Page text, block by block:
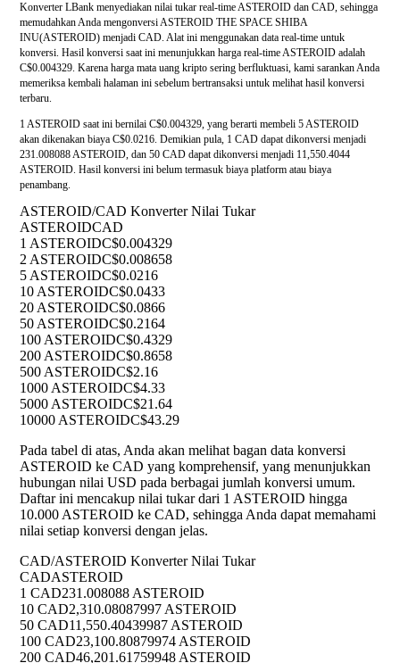
Konverter LBank menyediakan nilai tukar real-time ASTEROID dan CAD, sehingga
memudahkan Anda mengonversi ASTEROID THE SPACE SHIBA
INU(ASTEROID) menjadi CAD. Alat ini menggunakan data real-time untuk
konversi. Hasil konversi saat ini menunjukkan harga real-time ASTEROID adalah
C$0.004329. Karena harga mata uang kripto sering berfluktuasi, kami sarankan Anda
memeriksa kembali halaman ini sebelum bertransaksi untuk melihat hasil konversi
terbaru.
1 ASTEROID saat ini bernilai C$0.004329, yang berarti membeli 5 ASTEROID
akan dikenakan biaya C$0.0216. Demikian pula, 1 CAD dapat dikonversi menjadi
231.008088 ASTEROID, dan 50 CAD dapat dikonversi menjadi 11,550.4044
ASTEROID. Hasil konversi ini belum termasuk biaya platform atau biaya
penambang.
ASTEROID/CAD Konverter Nilai Tukar
ASTEROIDCAD
1 ASTEROIDC$0.004329
2 ASTEROIDC$0.008658
5 ASTEROIDC$0.0216
10 ASTEROIDC$0.0433
20 ASTEROIDC$0.0866
50 ASTEROIDC$0.2164
100 ASTEROIDC$0.4329
200 ASTEROIDC$0.8658
500 ASTEROIDC$2.16
1000 ASTEROIDC$4.33
5000 ASTEROIDC$21.64
10000 ASTEROIDC$43.29
Pada tabel di atas, Anda akan melihat bagan data konversi
ASTEROID ke CAD yang komprehensif, yang menunjukkan
hubungan nilai USD pada berbagai jumlah konversi umum.
Daftar ini mencakup nilai tukar dari 1 ASTEROID hingga
10.000 ASTEROID ke CAD, sehingga Anda dapat memahami
nilai setiap konversi dengan jelas.
CAD/ASTEROID Konverter Nilai Tukar
CADASTEROID
1 CAD231.008088 ASTEROID
10 CAD2,310.08087997 ASTEROID
50 CAD11,550.40439987 ASTEROID
100 CAD23,100.80879974 ASTEROID
200 CAD46,201.61759948 ASTEROID